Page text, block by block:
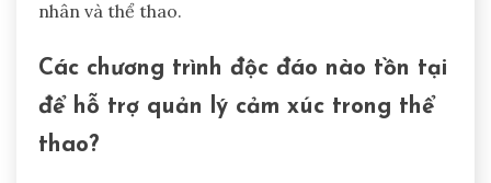
nhân và thể thao.
Các chương trình độc đáo nào tồn tại
để hỗ trợ quản lý cảm xúc trong thể
thao?